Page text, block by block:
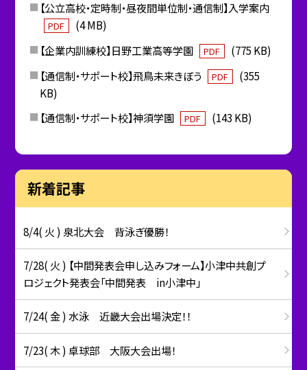
【公立高校・定時制・昼夜間単位制・通信制】入学案内
PDF
(4 MB)
【企業内訓練校】日野工業高等学園
PDF
(775 KB)
【通信制・サポート校】飛鳥未来きぼう
PDF
(355
KB)
【通信制・サポート校】神須学園
PDF (143 KB)
新着記事
8/4( 火 ) 泉北大会 背泳ぎ優勝！
7/28( 火 ) 【中間発表会申し込みフォーム】小津中共創プ
ロジェクト発表会「中間発表 in小津中」
7/24( 金 ) 水泳 近畿大会出場決定！！
7/23( 木 ) 卓球部 大阪大会出場！